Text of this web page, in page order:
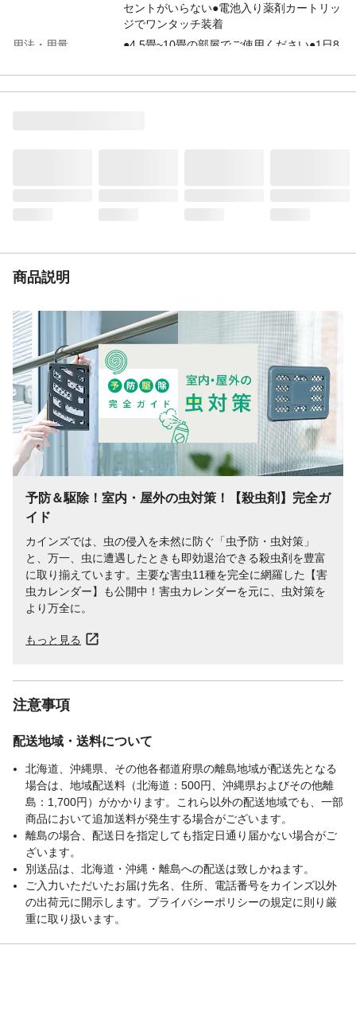
セントがいらない●電池入り薬剤カートリッ
ジでワンタッチ装着
用法・用量
●4.5畳~10畳の部屋でご使用ください●1日8
プが点灯しなくなったら新しい電池入薬剤
カートリッジにお取替えください
商品説明
予防＆駆除！室内・屋外の虫対策！【殺虫剤】完全ガ
イド
カインズでは、虫の侵入を未然に防ぐ「虫予防・虫対策」
と、万一、虫に遭遇したときも即効退治できる殺虫剤を豊富
に取り揃えています。主要な害虫11種を完全に網羅した【害
虫カレンダー】も公開中！害虫カレンダーを元に、虫対策を
より万全に。
もっと見る
注意事項
配送地域・送料について
北海道、沖縄県、その他各都道府県の離島地域が配送先となる
場合は、地域配送料（北海道：500円、沖縄県およびその他離
島：1,700円）がかかります。これら以外の配送地域でも、一部
商品において追加送料が発生する場合がございます。
離島の場合、配送日を指定しても指定日通り届かない場合がご
ざいます。
別送品は、北海道・沖縄・離島への配送は致しかねます。
ご入力いただいたお届け先名、住所、電話番号をカインズ以外
の出荷元に開示します。プライバシーポリシーの規定に則り厳
重に取り扱います。